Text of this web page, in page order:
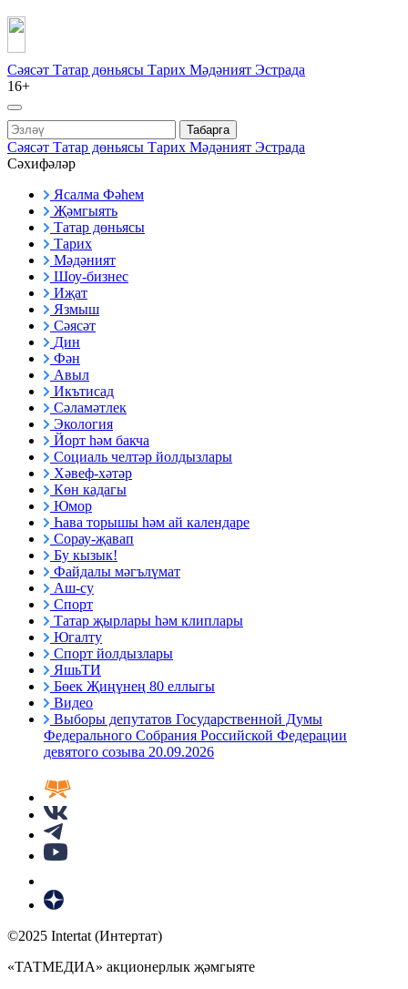
Сәясәт Татар дөньясы Тарих Мәдәният Эстрада
16+
Табарга
Сәясәт Татар дөньясы Тарих Мәдәният Эстрада
Сәхифәләр
Ясалма Фәһем
Җәмгыять
Татар дөньясы
Тарих
Мәдәният
Шоу-бизнес
Иҗат
Язмыш
Сәясәт
Дин
Фән
Авыл
Икътисад
Сәламәтлек
Экология
Йорт һәм бакча
Социаль челтәр йолдызлары
Хәвеф-хәтәр
Көн кадагы
Юмор
Һава торышы һәм ай календаре
Сорау-җавап
Бу кызык!
Файдалы мәгълүмат
Аш-су
Спорт
Татар җырлары һәм клиплары
Югалту
Спорт йолдызлары
ЯшьТИ
Бөек Җиңүнең 80 еллыгы
Видео
Выборы депутатов Государственной Думы
Федерального Собрания Российской Федерации
девятого созыва 20.09.2026
©2025 Intertat (Интертат)
«ТАТМЕДИА» акционерлык җәмгыяте